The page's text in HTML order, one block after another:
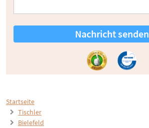
Startseite
Tischler
Bielefeld
Nachricht senden